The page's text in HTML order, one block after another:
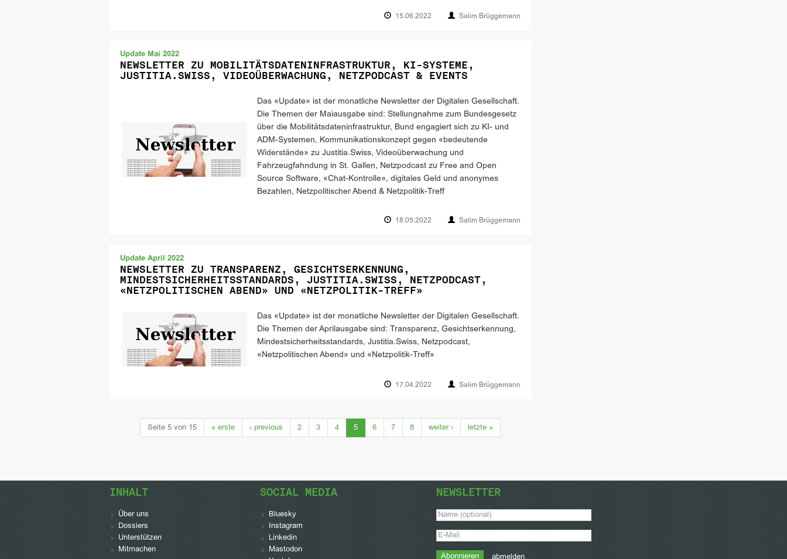
15.06.2022 Salim Brüggemann
Update Mai 2022
NEWSLETTER ZU MOBILITÄTSDATENINFRASTRUKTUR, KI-SYSTEME,
JUSTITIA.SWISS, VIDEOÜBERWACHUNG, NETZPODCAST & EVENTS
Das «Update» ist der monatliche Newsletter der Digitalen Gesellschaft.
Die Themen der Maiausgabe sind: Stellungnahme zum Bundesgesetz
über die Mobilitätsdateninfrastruktur, Bund engagiert sich zu KI- und
ADM-Systemen, Kommunikationskonzept gegen «bedeutende
Widerstände» zu Justitia.Swiss, Videoüberwachung und
Fahrzeugfahndung in St. Gallen, Netzpodcast zu Free and Open
Source Software, «Chat-Kontrolle», digitales Geld und anonymes
Bezahlen, Netzpolitischer Abend & Netzpolitik-Treff
18.05.2022 Salim Brüggemann
Update April 2022
NEWSLETTER ZU TRANSPARENZ, GESICHTSERKENNUNG,
MINDESTSICHERHEITSSTANDARDS, JUSTITIA.SWISS, NETZPODCAST,
«NETZPOLITISCHEN ABEND» UND «NETZPOLITIK-TREFF»
Das «Update» ist der monatliche Newsletter der Digitalen Gesellschaft.
Die Themen der Aprilausgabe sind: Transparenz, Gesichtserkennung,
Mindestsicherheitsstandards, Justitia.Swiss, Netzpodcast,
«Netzpolitischen Abend» und «Netzpolitik-Treff»
17.04.2022 Salim Brüggemann
Seite 5 von 15 « erste ‹ previous 2 3 4 5(current)
6 7 8 weiter › letzte »
INHALT
Über uns
Dossiers
Unterstützen
Mitmachen
SOCIAL MEDIA
Bluesky
Instagram
Linkedin
Mastodon
NEWSLETTER
abmelden